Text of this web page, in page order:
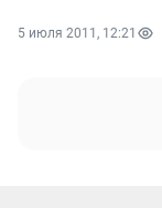
5 июля 2011, 12:21